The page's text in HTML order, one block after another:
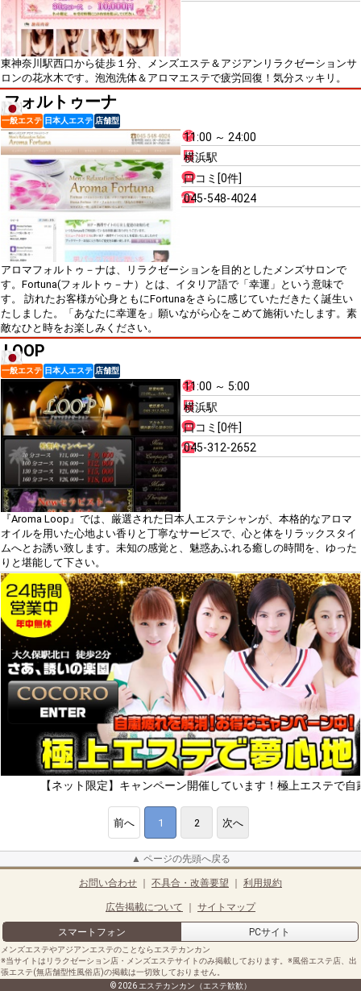
東神奈川駅西口から徒歩１分、メンズエステ＆アジアンリラクゼーションサ
ロンの花水木です。泡泡洗体＆アロマエステで疲労回復！気分スッキリ。
フォルトゥーナ
一般エステ 日本人エステ 店舗型
11:00 ～ 24:00
横浜駅
口コミ[0件]
045-548-4024
アロマフォルトゥ－ナは、リラクゼーションを目的としたメンズサロンで
す。Fortuna(フォルトゥ－ナ）とは、イタリア語で「幸運」という意味で
す。 訪れたお客様が心身ともにFortunaをさらに感じていただきたく誕生い
たしました。「あなたに幸運を」願いながら心をこめて施術いたします。素
敵なひと時をお楽しみください。
LOOP
一般エステ 日本人エステ 店舗型
11:00 ～ 5:00
横浜駅
口コミ[0件]
045-312-2652
『Aroma Loop』では、厳選された日本人エステシャンが、本格的なアロマ
オイルを用いた心地よい香りと丁寧なサービスで、心と体をリラックスタイ
ムへとお誘い致します。未知の感覚と、魅惑あふれる癒しの時間を、ゆった
りと堪能して下さい。
ネット限定】キャンペーン開催しています！極上エステで自粛疲れ
前へ 1 2 次へ
▲ ページの先頭へ戻る
お問い合わせ ｜ 不具合・改善要望 ｜ 利用規約
広告掲載について ｜ サイトマップ
スマートフォン PCサイト
メンズエステやアジアンエステのことならエステカンカン
※当サイトはリラクゼーション店・メンズエステサイトのみ掲載しております。※風俗エステ店、出
張エステ(無店舗型性風俗店)の掲載は一切致しておりません。
© 2026 エステカンカン（エステ歓歓）